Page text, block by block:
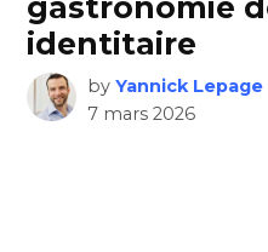
identitaire
by Yannick Lepage
7 mars 2026